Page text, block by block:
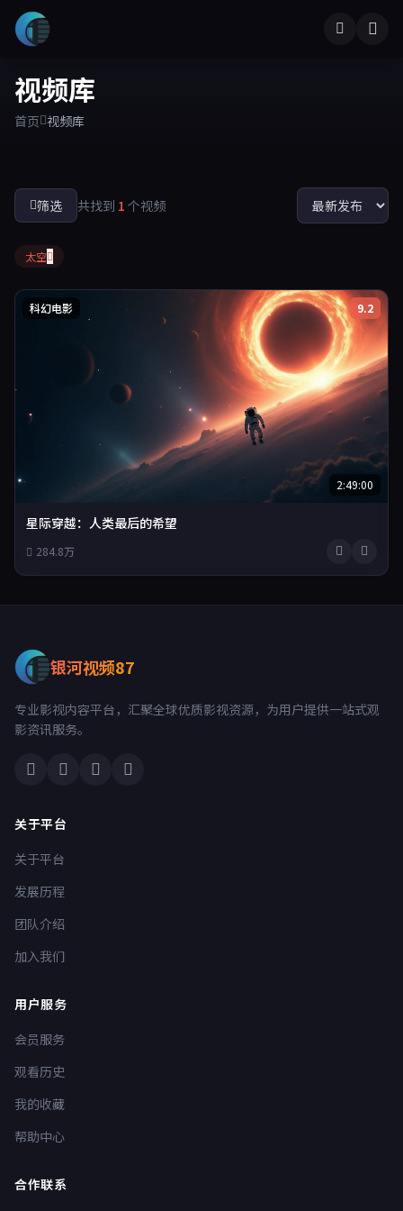
视频库
首页 视频库
筛选 共找到 1 个视频
太空
科幻电影
2:49:00
9.2
星际穿越：人类最后的希望
284.8万
银河视频87
专业影视内容平台，汇聚全球优质影视资源，为用户提供一站式观
影资讯服务。
关于平台
关于平台
发展历程
团队介绍
加入我们
用户服务
会员服务
观看历史
我的收藏
帮助中心
合作联系